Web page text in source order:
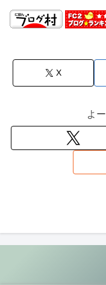
X
よ